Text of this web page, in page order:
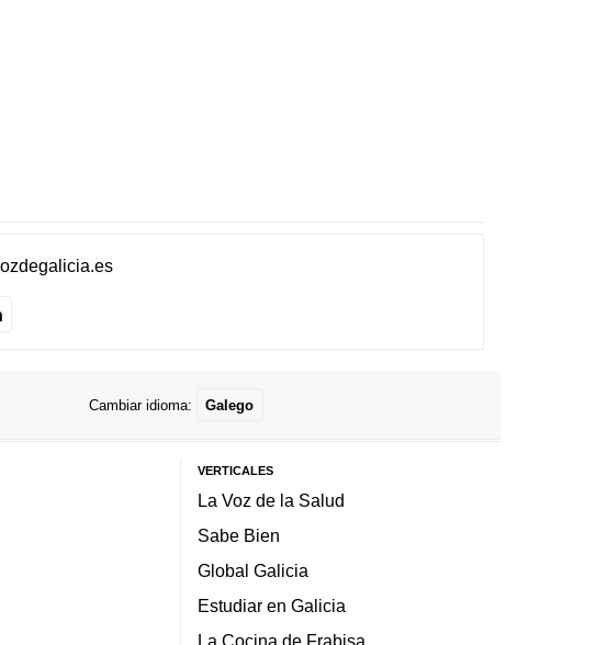
Cambiar idioma: Galego
VERTICALES
La Voz de la Salud
Sabe Bien
Global Galicia
Estudiar en Galicia
La Cocina de Frabisa